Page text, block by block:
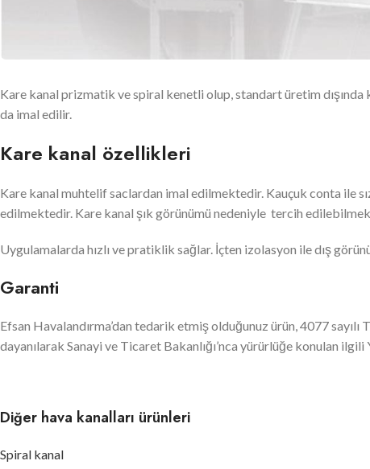
Kare kanal prizmatik ve spiral kenetli olup, standart üretim
da imal edilir.
Kare kanal özellikleri
Kare kanal muhtelif saclardan imal edilmektedir. Kauçuk conta ile
edilmektedir. Kare kanal şık görünümü nedeniyle tercih
Uygulamalarda hızlı ve pratiklik sağlar. İçten izolasyon ile dış
Garanti
Efsan Havalandırma’dan tedarik etmiş olduğunuz ürün, 4077
dayanılarak Sanayi ve Ticaret Bakanlığı’nca yürürlüğe konulan
Diğer hava kanalları ürünleri
Spiral kanal